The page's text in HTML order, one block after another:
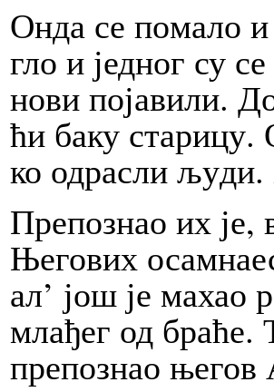
Он­да се по­ма­ло
гло и јед­ног су
но­ви по­ја­ви­ли.
ћи ба­ку
ко од­ра­сли љу­ди.
Пре­по­знао их је,
Ње­го­вих
ал’ још је ма­хао
мла­ђег од бра­ће.
пре­по­знао ње­гов